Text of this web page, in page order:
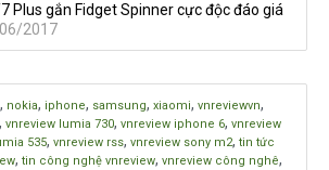
Plus gắn Fidget Spinner cực độc đáo giá
2017
, nokia, iphone, samsung, xiaomi, vnreviewvn,
, vnreview lumia 730, vnreview iphone 6, vnreview
535, vnreview rss, vnreview sony m2, tin tức
, tin công nghệ vnreview, vnreview công nghê,